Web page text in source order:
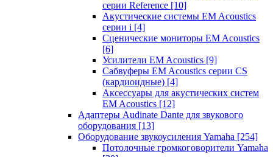
серии Reference [10]
Акустические системы EM Acoustics
серии i [4]
Сценические мониторы EM Acoustics
[6]
Усилители EM Acoustics [9]
Сабвуферы EM Acoustics серии CS
(кардиоидные) [4]
Аксессуары для акустических систем
EM Acoustics [12]
Адаптеры Audinate Dante для звукового
оборудования [13]
Оборудование звукоусиления Yamaha [254]
Потолочные громкоговорители Yamaha